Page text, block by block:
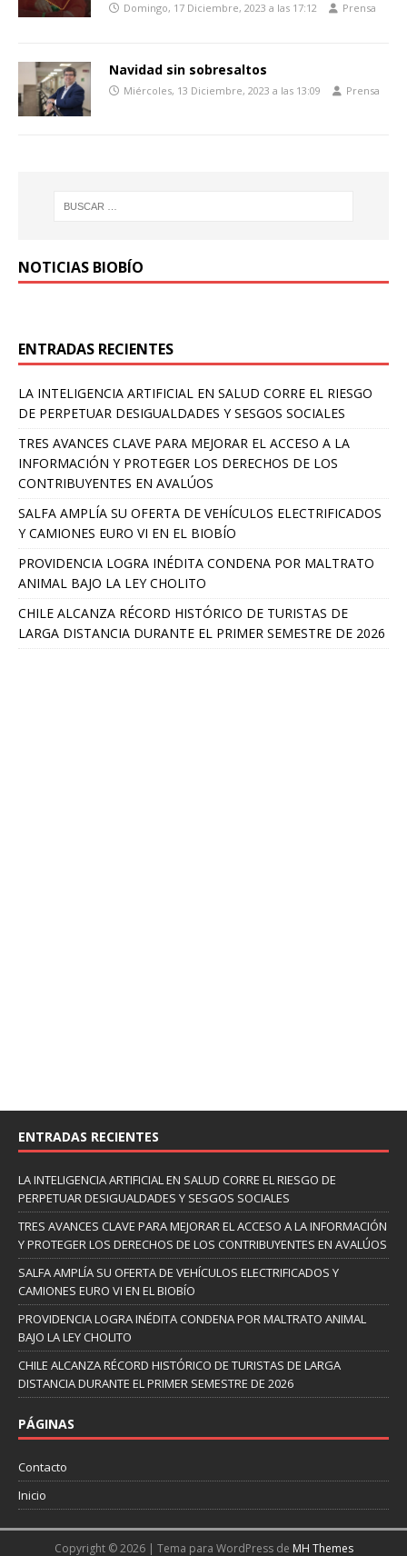
Domingo, 17 Diciembre, 2023 a las 17:12 Prensa
Navidad sin sobresaltos
Miércoles, 13 Diciembre, 2023 a las 13:09 Prensa
NOTICIAS BIOBÍO
ENTRADAS RECIENTES
LA INTELIGENCIA ARTIFICIAL EN SALUD CORRE EL RIESGO
DE PERPETUAR DESIGUALDADES Y SESGOS SOCIALES
TRES AVANCES CLAVE PARA MEJORAR EL ACCESO A LA
INFORMACIÓN Y PROTEGER LOS DERECHOS DE LOS
CONTRIBUYENTES EN AVALÚOS
SALFA AMPLÍA SU OFERTA DE VEHÍCULOS ELECTRIFICADOS
Y CAMIONES EURO VI EN EL BIOBÍO
PROVIDENCIA LOGRA INÉDITA CONDENA POR MALTRATO
ANIMAL BAJO LA LEY CHOLITO
CHILE ALCANZA RÉCORD HISTÓRICO DE TURISTAS DE
LARGA DISTANCIA DURANTE EL PRIMER SEMESTRE DE 2026
ENTRADAS RECIENTES
LA INTELIGENCIA ARTIFICIAL EN SALUD CORRE EL RIESGO DE
PERPETUAR DESIGUALDADES Y SESGOS SOCIALES
TRES AVANCES CLAVE PARA MEJORAR EL ACCESO A LA INFORMACIÓN
Y PROTEGER LOS DERECHOS DE LOS CONTRIBUYENTES EN AVALÚOS
SALFA AMPLÍA SU OFERTA DE VEHÍCULOS ELECTRIFICADOS Y
CAMIONES EURO VI EN EL BIOBÍO
PROVIDENCIA LOGRA INÉDITA CONDENA POR MALTRATO ANIMAL
BAJO LA LEY CHOLITO
CHILE ALCANZA RÉCORD HISTÓRICO DE TURISTAS DE LARGA
DISTANCIA DURANTE EL PRIMER SEMESTRE DE 2026
PÁGINAS
Contacto
Inicio
Copyright © 2026 | Tema para WordPress de MH Themes